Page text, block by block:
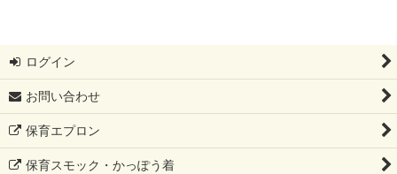
ログイン
お問い合わせ
保育エプロン
保育スモック・かっぽう着